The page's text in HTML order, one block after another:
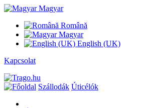
Magyar
Română
Magyar
English (UK)
Kapcsolat
Szállodák Úticélók